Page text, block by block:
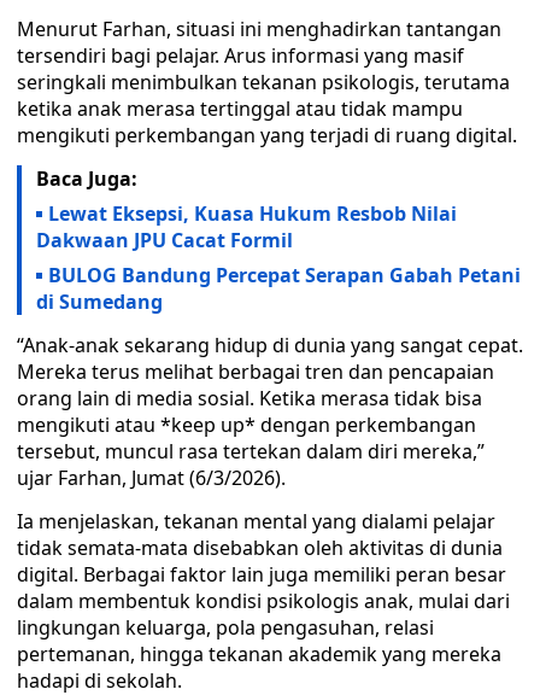
Menurut Farhan, situasi ini menghadirkan tantangan
tersendiri bagi pelajar. Arus informasi yang masif
seringkali menimbulkan tekanan psikologis, terutama
ketika anak merasa tertinggal atau tidak mampu
mengikuti perkembangan yang terjadi di ruang digital.
Baca Juga:
Lewat Eksepsi, Kuasa Hukum Resbob Nilai
Dakwaan JPU Cacat Formil
BULOG Bandung Percepat Serapan Gabah Petani
di Sumedang
“Anak-anak sekarang hidup di dunia yang sangat cepat.
Mereka terus melihat berbagai tren dan pencapaian
orang lain di media sosial. Ketika merasa tidak bisa
mengikuti atau *keep up* dengan perkembangan
tersebut, muncul rasa tertekan dalam diri mereka,”
ujar Farhan, Jumat (6/3/2026).
Ia menjelaskan, tekanan mental yang dialami pelajar
tidak semata-mata disebabkan oleh aktivitas di dunia
digital. Berbagai faktor lain juga memiliki peran besar
dalam membentuk kondisi psikologis anak, mulai dari
lingkungan keluarga, pola pengasuhan, relasi
pertemanan, hingga tekanan akademik yang mereka
hadapi di sekolah.